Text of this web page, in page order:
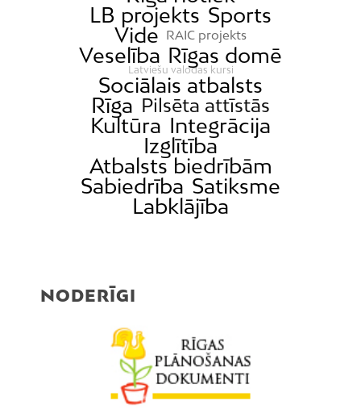
LB projekts Sports
Vide
RAIC projekts
Veselība Rīgas domē
Latviešu valodas kursi
Sociālais atbalsts
Rīga Pilsēta attīstās
Kultūra Integrācija
Izglītība
Atbalsts biedrībām
Sabiedrība Satiksme
Labklājība
NODERĪGI